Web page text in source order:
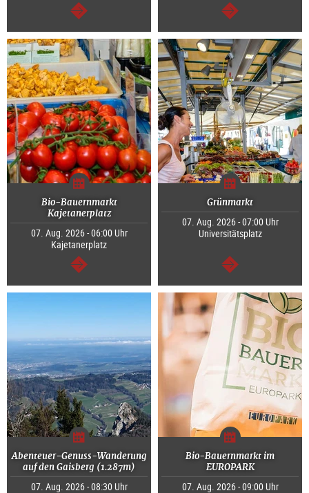
weiter weiter
Bio-Bauernmarkt
Kajetanerplatz
07. Aug. 2026 - 06:00 Uhr
Kajetanerplatz
weiter
Grünmarkt
07. Aug. 2026 - 07:00 Uhr
Universitätsplatz
weiter
Abenteuer-Genuss-Wanderung
auf den Gaisberg (1.287m)
07. Aug. 2026 - 08:30 Uhr
Bio-Bauernmarkt im
EUROPARK
07. Aug. 2026 - 09:00 Uhr